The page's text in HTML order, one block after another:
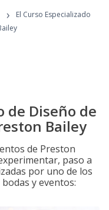
›
El Curso Especializado
de Diseño de
Bailey
de Preston
paso a
por uno de los
y eventos: